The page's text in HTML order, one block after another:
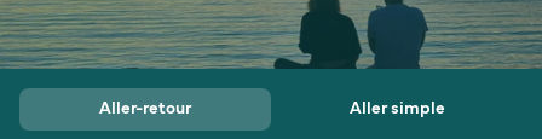
Pays
Billet de bateau
Aller-retour Aller simple